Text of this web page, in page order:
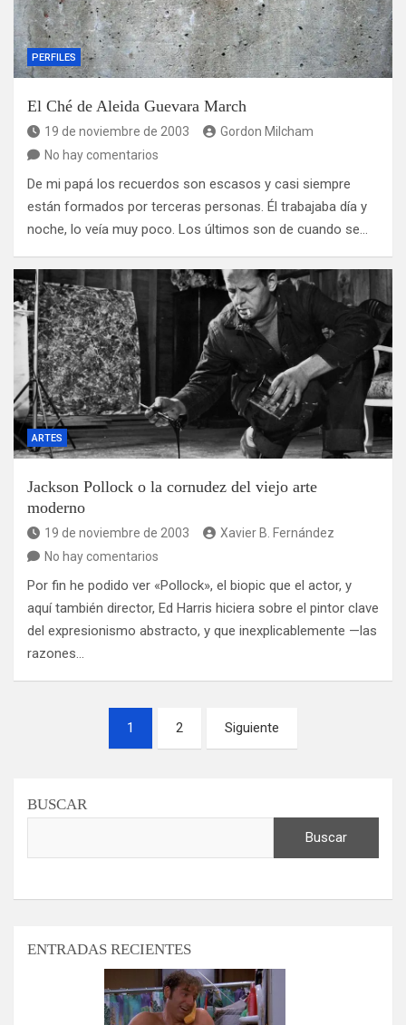
PERFILES
El Ché de Aleida Guevara March
19 de noviembre de 2003
Gordon Milcham
No hay comentarios
De mi papá los recuerdos son escasos y casi siempre
están formados por terceras personas. Él trabajaba día y
noche, lo veía muy poco. Los últimos son de cuando se…
ARTES
Jackson Pollock o la cornudez del viejo arte
moderno
19 de noviembre de 2003
Xavier B. Fernández
No hay comentarios
Por fin he podido ver «Pollock», el biopic que el actor, y
aquí también director, Ed Harris hiciera sobre el pintor clave
del expresionismo abstracto, y que inexplicablemente —las
razones…
1 2 Siguiente
BUSCAR
Buscar
ENTRADAS RECIENTES